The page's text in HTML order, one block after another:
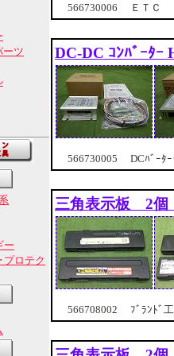
ーツ
ー
プロテク
566730006 ＥＴＣ
DC-DC ｺﾝﾊﾞｰﾀｰ
566730005 DCﾊﾞｰﾀｰ
三角表示板 2個
566708002 ﾌﾞﾗﾝﾄﾞ